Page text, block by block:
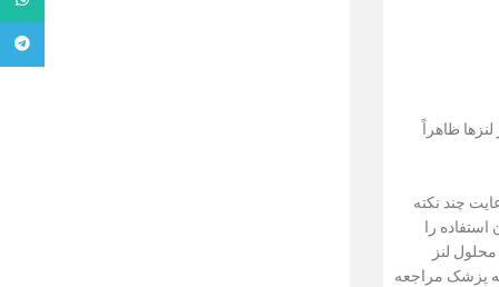
ظاهراً
چند نکته
را
لنز
پزشک مراجعه
تلگرام